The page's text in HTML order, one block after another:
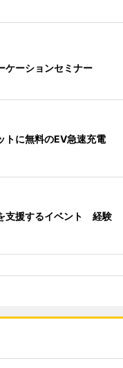
ケーションセミナー
トに無料のEV急速充電
支援するイベント 経験